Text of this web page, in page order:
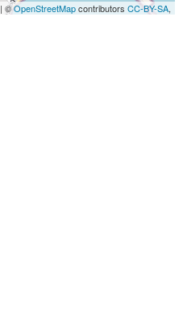
| ©OpenStreetMapcontributors CC-BY-SA,